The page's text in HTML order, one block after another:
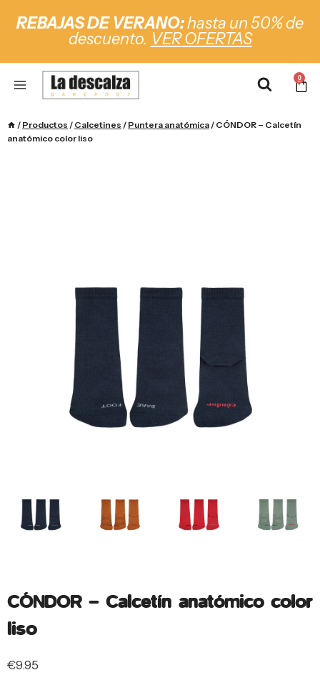
REBAJAS DE VERANO:hasta un 50% de
descuento. VER OFERTAS
0
/ Productos / Calcetines / Puntera anatómica / CÓNDOR – Calcetín
anatómico color liso
CÓNDOR – Calcetín anatómico color
liso
€9.95